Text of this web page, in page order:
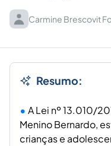
Carmine Brescovit
Resumo:
A Lei nº 13.010/
Menino Bernardo,
crianças e